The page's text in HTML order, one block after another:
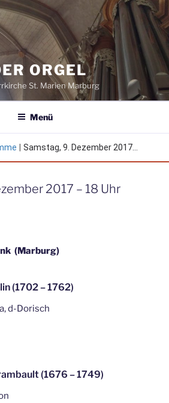
ORGEL
St. Marien Marburg
Menü
Samstag, 9. Dezember 2017...
2017 – 18 Uhr
(Marburg)
(1702 – 1762)
d-Dorisch
(1676 – 1749)